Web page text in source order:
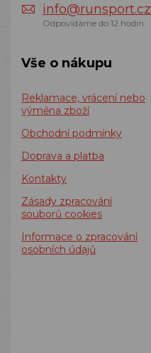
info@runsport.cz
Odpovídáme do 12 hodin
Vše o nákupu
Reklamace, vrácení nebo
výměna zboží
Obchodní podmínky
Doprava a platba
Kontakty
Zásady zpracování
souborů cookies
Informace o zpracování
osobních údajů